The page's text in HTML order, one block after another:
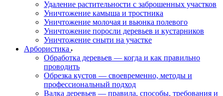
Удаление растительности с заброшенных участков
Уничтожение камыша и тростника
Уничтожение молочая и вьюнка полевого
Уничтожение поросли деревьев и кустарников
Уничтожение сныти на участке
Арбористика
Обработка деревьев — когда и как правильно
проводить
Обрезка кустов — своевременно, методы и
профессиональный подход
Валка деревьев — правила, способы, требования и